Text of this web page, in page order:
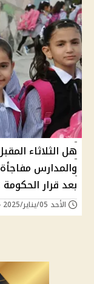
هل الثلاثاء
والمدارس
بعد قرار
الأحد 05/يناير/2025 - 09:42 ص